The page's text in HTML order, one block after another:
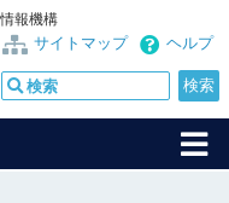
報機構
ヘルプ
サイトマップ